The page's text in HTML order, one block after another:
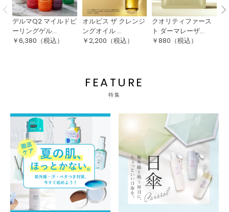
デルマQ2 マイルドピ
ーリングゲル...
￥6,380 （税込）
オルビス ザ クレンジ
ングオイル ...
￥2,200 （税込）
クオリティファース
ト ダーマレーザ...
￥880 （税込）
FEATURE
特集